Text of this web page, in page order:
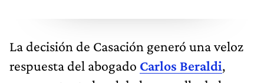
La decisión de Casación generó una veloz
respuesta del abogado Carlos Beraldi,